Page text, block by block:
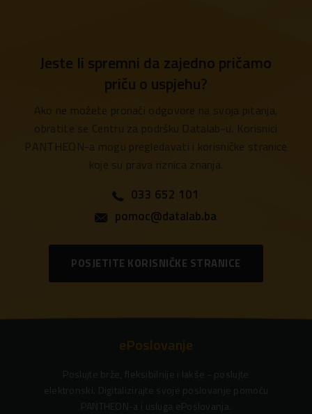
Jeste li spremni da zajedno pričamo
priču o uspjehu?
Ako ne možete pronaći odgovore na svoja pitanja,
obratite se Centru za podršku Datalab-u. Korisnici
PANTHEON-a mogu pregledavati i korisničke stranice
koje su prava riznica znanja.
033 652 101
pomoc@datalab.ba
POSJETITE KORISNIČKE STRANICE
ePoslovanje
Poslujte brže, fleksibilnije i lakše - poslujte
elektronski. Digitalizirajte svoje poslovanje pomoću
PANTHEON-a i usluga ePoslovanja.